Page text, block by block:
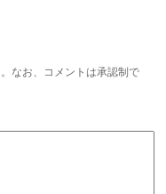
なお、コメントは承認制で